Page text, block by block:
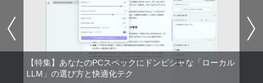
が3ヶ月に延長されます。【単品購入・併
用不可※レビューキャンペーンは除く /
ノートパソコン専用】
￥1,000
第8世代 | Core i5 8400 2.8(〜最大4.0)G
Hz | MEM:8GB | SSD:256GB | DVDマル
チ | 無線LAN:なし | Win11Pro64bit
￥12,000
HD）TN 白色LEDバックライト ミニ D-s
ub VGA HDMI ディスプレイ PS4 switch
対応 スイッチ 【中古】
￥5,200
￥1,131
DVD付 学研まんが NEW日本の歴史
【特集】あなたのPCスペックにドンピシャな「ローカル
LLM」の選び方と快適化テク